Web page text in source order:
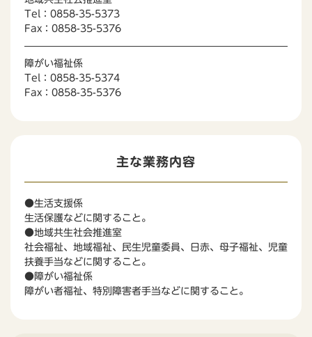
Tel：0858-35-5373
Fax：0858-35-5376
障がい福祉係
Tel：0858-35-5374
Fax：0858-35-5376
主な業務内容
●生活支援係
生活保護などに関すること。
●地域共生社会推進室
社会福祉、地域福祉、民生児童委員、日赤、母子福祉、児童
扶養手当などに関すること。
●障がい福祉係
障がい者福祉、特別障害者手当などに関すること。